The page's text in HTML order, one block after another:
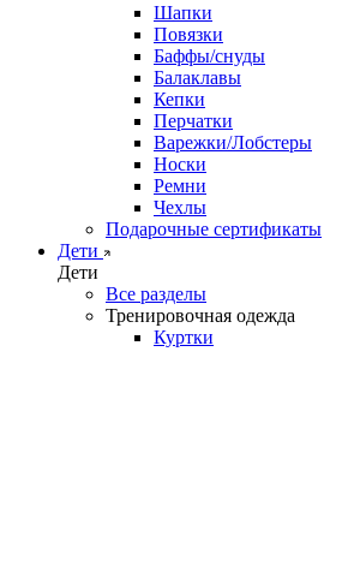
Шапки
Повязки
Баффы/снуды
Балаклавы
Кепки
Перчатки
Варежки/Лобстеры
Носки
Ремни
Чехлы
Подарочные сертификаты
Дети
Дети
Все разделы
Тренировочная одежда
Куртки